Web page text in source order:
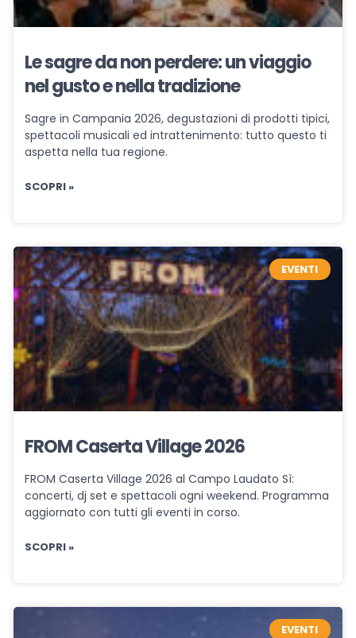
Le sagre da non perdere: un viaggio
nel gusto e nella tradizione
Sagre in Campania 2026, degustazioni di prodotti tipici,
spettacoli musicali ed intrattenimento: tutto questo ti
aspetta nella tua regione.
SCOPRI »
EVENTI
FROM Caserta Village 2026
FROM Caserta Village 2026 al Campo Laudato Sì:
concerti, dj set e spettacoli ogni weekend. Programma
aggiornato con tutti gli eventi in corso.
SCOPRI »
EVENTI